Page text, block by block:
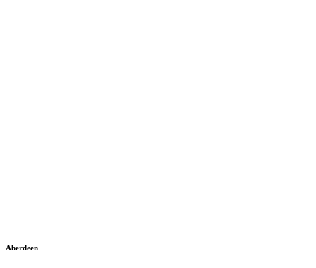
Aberdeen